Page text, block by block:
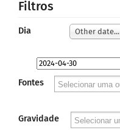
Filtros
Dia Other date...
Fontes
Gravidade